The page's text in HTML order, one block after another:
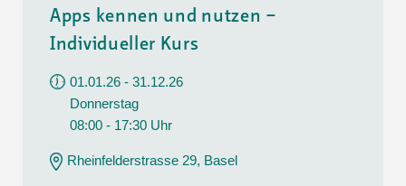
Apps kennen und nutzen –
Individueller Kurs
01.01.26 - 31.12.26
Donnerstag
08:00 - 17:30 Uhr
Rheinfelderstrasse 29, Basel